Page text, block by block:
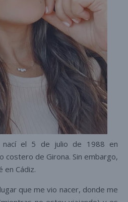
nací el 5 de julio de 1988 en
costero de Girona. Sin embargo,
en Cádiz.
que me vio nacer, donde me